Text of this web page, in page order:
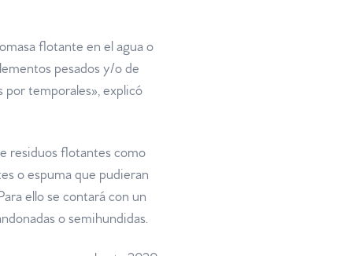
flotante en el agua o
pesados y/o de
por temporales», explicó
residuos flotantes como
o espuma que pudieran
ello se contará con un
o semihundidas.